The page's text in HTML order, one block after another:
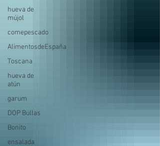
hueva de
mújol
comepescado
AlimentosdeEspaña
Toscana
hueva de
atún
garum
DOP Bullas
Bonito
ensalada